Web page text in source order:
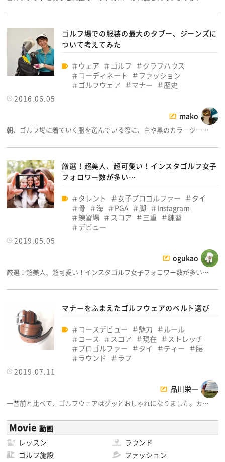
ゴルフ場での服装の最大のタブー、ジーンズに
ついて考えてみた
ウェア ゴルフ
クラブハウス
コーディネート
ファッション
ゴルフウェア
マナー
歴史
2016.06.05
mako
朝、ゴルフ場に着ていく服を選んでいる際に、白や黒のカラージー…
厳選！超美人、超可愛い！インスタゴルフ女子
フォロワー数が多い…
タレント 女子プロゴルファー
タイ
骨
海 PGA 脚
Instagram
練習場
スコア 三重
練習
デビュー
2019.05.05
ogukao
厳選！超美人、超可愛い！インスタゴルフ女子フォロワー数が多い…
マナーをふまえたゴルフウェアのベルト選び
コースデビュー 魅力
ルール
コース
スコア 現在
ストレッチ
プロゴルファー
タイ ティー
腰
ラウンド
ラフ
2019.07.11
品川栄一
一昔前と比べて、ゴルフウェアはグッとおしゃれになりました。カ…
Movie 動画
レッスン
ラウンド
ゴルフ施設
ファッション